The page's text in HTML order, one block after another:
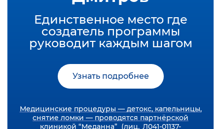
Единственное место где
создатель программы
руководит каждым шагом
Узнать подробнее
Медицинские процедуры — детокс, капельницы,
снятие ломки — проводятся партнёрской
клиникой “Меданна” (лиц. Л041-01137-